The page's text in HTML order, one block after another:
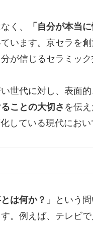
く、 「自分が本当
います。京セラを
が信じるセラミッ
世代に対し、表面
ことの大切さ を伝
している現代にお
は何か？ 」という
。例えば、テレビ